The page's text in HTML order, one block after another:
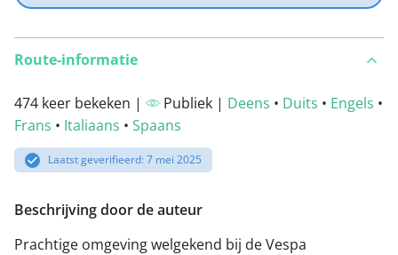
Route-informatie
474 keer bekeken | Publiek | Deens • Duits • Engels •
Frans • Italiaans • Spaans
Laatst geverifieerd: 7 mei 2025
Beschrijving door de auteur
Prachtige omgeving welgekend bij de Vespa